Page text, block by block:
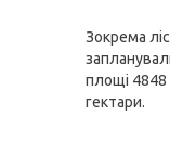
Зокрема
площі 4848
гектари.